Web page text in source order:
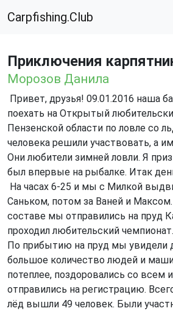
Carpfishing.Club
Приключения
Морозов Данила
Привет, друзья! 09.01.2016 наша
поехать на Открытый
Пензенской области по ловле со
человека решили участвовать, а
Они любители зимней ловли. Я
был впервые на рыбалке. Итак
На часах 6-25 и мы с Милкой
Саньком, потом за Ваней и
составе мы отправились на пруд
проходил любительский чемпионат.
По прибытию на пруд мы увидели
большое количество людей и
потеплее, поздоровались со всем
отправились на регистрацию.
лёд вышли 49 человек. Были